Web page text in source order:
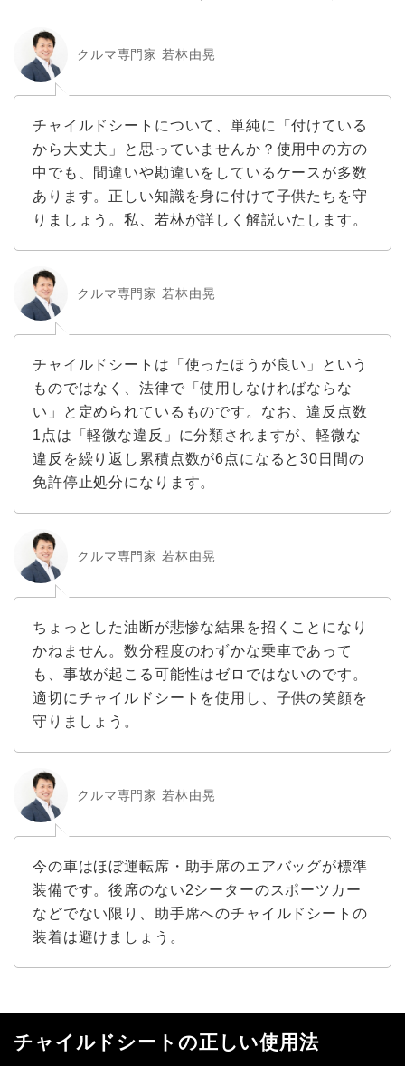
クルマ専門家 若林由晃
チャイルドシートについて、単純に「付けている
から大丈夫」と思っていませんか？使用中の方の
中でも、間違いや勘違いをしているケースが多数
あります。正しい知識を身に付けて子供たちを守
りましょう。私、若林が詳しく解説いたします。
クルマ専門家 若林由晃
チャイルドシートは「使ったほうが良い」という
ものではなく、法律で「使用しなければならな
い」と定められているものです。なお、違反点数
1点は「軽微な違反」に分類されますが、軽微な
違反を繰り返し累積点数が6点になると30日間の
免許停止処分になります。
クルマ専門家 若林由晃
ちょっとした油断が悲惨な結果を招くことになり
かねません。数分程度のわずかな乗車であって
も、事故が起こる可能性はゼロではないのです。
適切にチャイルドシートを使用し、子供の笑顔を
守りましょう。
クルマ専門家 若林由晃
今の車はほぼ運転席・助手席のエアバッグが標準
装備です。後席のない2シーターのスポーツカー
などでない限り、助手席へのチャイルドシートの
装着は避けましょう。
チャイルドシートの正しい使用法